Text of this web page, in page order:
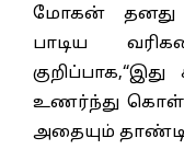
மோகன் தனது
பாடிய
உணர்ந்து
அதையும் தாண்டி